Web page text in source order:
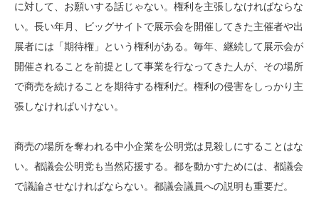
に対して、お願いする話じゃない。権利を主張しなければならな
い。長い年月、ビッグサイトで展示会を開催してきた主催者や出
展者には「期待権」という権利がある。毎年、継続して展示会が
開催されることを前提として事業を行なってきた人が、その場所
で商売を続けることを期待する権利だ。権利の侵害をしっかり主
張しなければいけない。
商売の場所を奪われる中小企業を公明党は見殺しにすることはな
い。都議会公明党も当然応援する。都を動かすためには、都議会
で議論させなければならない。都議会議員への説明も重要だ。